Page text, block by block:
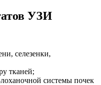
УЗИ
селезенки,
тканей;
системы почек